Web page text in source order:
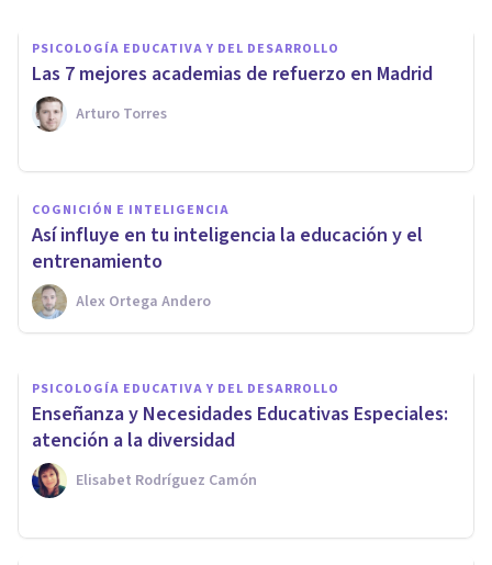
PSICOLOGÍA EDUCATIVA Y DEL DESARROLLO
Las 7 mejores academias de refuerzo en Madrid
Arturo Torres
COGNICIÓN E INTELIGENCIA
Así influye en tu inteligencia la educación y el
entrenamiento
Alex Ortega Andero
Desarrollo del lenguaje en
niños con discapacidad
auditiva
Elisabet Rodríguez Camón
PSICOLOGÍA EDUCATIVA Y DEL DESARROLLO
Enseñanza y Necesidades Educativas Especiales:
atención a la diversidad
Elisabet Rodríguez Camón